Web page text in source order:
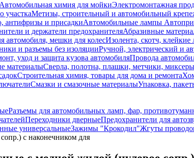
Автомобильная химия для мойкиЭлектромонтажная
участкаМетизы, строительный и автомобильный
антифризы и присадкиАвтомобильные лампы
и держатели предохранителяАбразивные
автомобиля, мешки для колесИзолента, скотч,
и разъемы без изоляцииРучной, электрический и
уход и защита кузова автомобиляПровода
материалыСверла, полотна, плашки, метчики,
Строительная химия, товары для дома и ремонта
Смазки и смазочные материалыУпаковка,
Разъемы для автомобильных ламп, фар,
Переходники дверныеПредохранители для
универсальныеЗажимы "Крокодил"Жгуты
с наконечником для